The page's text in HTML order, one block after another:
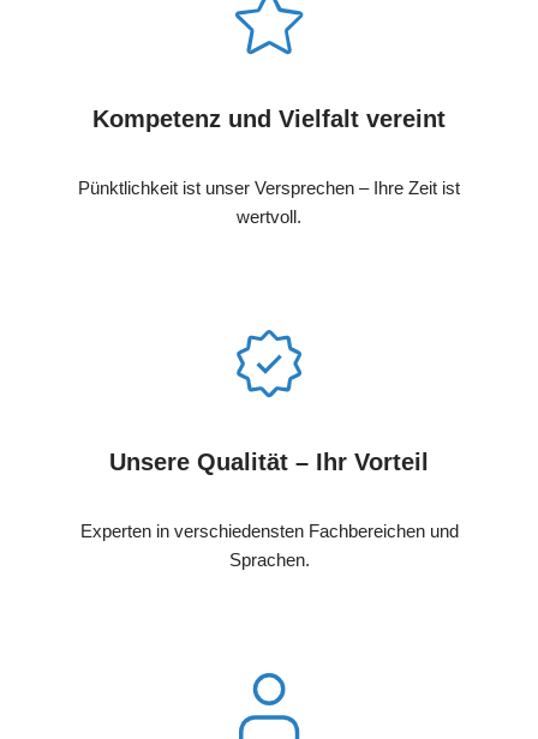
Kompetenz und Vielfalt vereint
Pünktlichkeit ist unser Versprechen – Ihre Zeit ist
wertvoll.
Unsere Qualität – Ihr Vorteil
Experten in verschiedensten Fachbereichen und
Sprachen.